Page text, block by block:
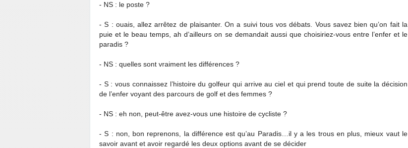
- NS : le poste ?
- S : ouais, allez arrêtez de plaisanter. On a suivi tous vos débats. Vous savez bien qu’on fait la
puie et le beau temps, ah d’ailleurs on se demandait aussi que choisiriez-vous entre l’enfer et le
paradis ?
- NS : quelles sont vraiment les différences ?
- S : vous connaissez l’histoire du golfeur qui arrive au ciel et qui prend toute de suite la décision
de l’enfer voyant des parcours de golf et des femmes ?
- NS : eh non, peut-être avez-vous une histoire de cycliste ?
- S : non, bon reprenons, la différence est qu’au Paradis…il y a les trous en plus, mieux vaut le
savoir avant et avoir regardé les deux options avant de se décider